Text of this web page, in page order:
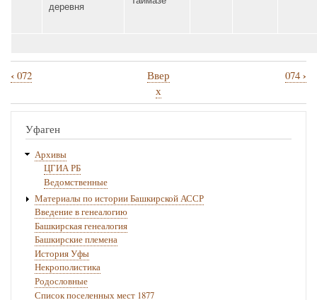
деревня
Перекрёстные
ссылки
книги
для
‹ 072
Ввер
х
074 ›
Уфаген
Архивы
ЦГИА РБ
Ведомственные
Материалы по истории Башкирской АССР
Введение в генеалогию
Башкирская генеалогия
Башкирские племена
История Уфы
Некрополистика
Родословные
Список поселенных мест 1877